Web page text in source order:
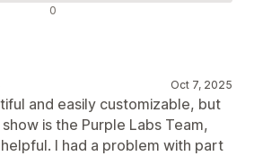
0
Oct 7, 2025
and easily customizable, but
is the Purple Labs Team,
I had a problem with part